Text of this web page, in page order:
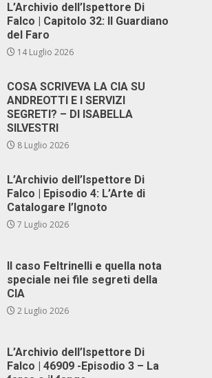
L’Archivio dell’Ispettore Di
Falco | Capitolo 32: Il Guardiano
del Faro
14 Luglio 2026
COSA SCRIVEVA LA CIA SU
ANDREOTTI E I SERVIZI
SEGRETI? – DI ISABELLA
SILVESTRI
8 Luglio 2026
L’Archivio dell’Ispettore Di
Falco | Episodio 4: L’Arte di
Catalogare l’Ignoto
7 Luglio 2026
Il caso Feltrinelli e quella nota
speciale nei file segreti della
CIA
2 Luglio 2026
L’Archivio dell’Ispettore Di
Falco | 46909 -Episodio 3 – La